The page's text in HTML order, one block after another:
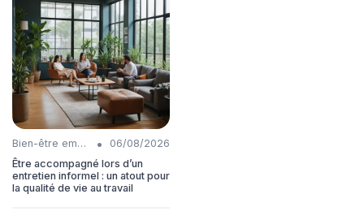
Bien-être employés •
06/08/2026
Être accompagné lors d’un
entretien informel : un atout pour
la qualité de vie au travail